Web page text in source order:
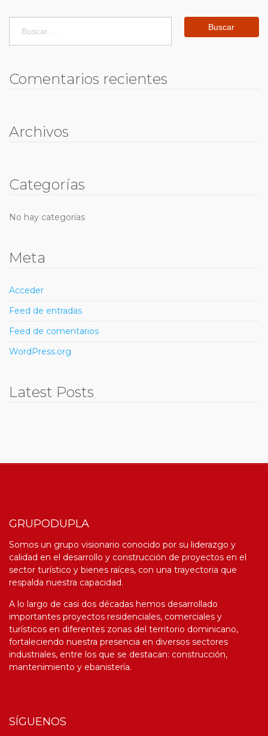
Comentarios recientes
Archivos
Categorías
No hay categorías
Meta
Acceder
Feed de entradas
Feed de comentarios
WordPress.org
Latest Posts
GRUPODUPLA
Somos un grupo visionario conocido por su liderazgo y
calidad en el desarrollo y construcción de proyectos en el
sector turístico y bienes raíces, con una trayectoria que
respalda nuestra capacidad.
A lo largo de casi dos décadas hemos desarrollado
importantes proyectos residenciales, comerciales y
turísticos en diferentes zonas del territorio dominicano,
fortaleciendo nuestra presencia en diversos sectores
industriales, entre los que se destacan: construcción,
mantenimiento y ebanistería.
SÍGUENOS